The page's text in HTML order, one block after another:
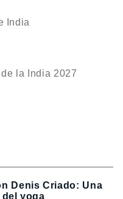
India
la India 2027
Denis Criado: Una
yoga